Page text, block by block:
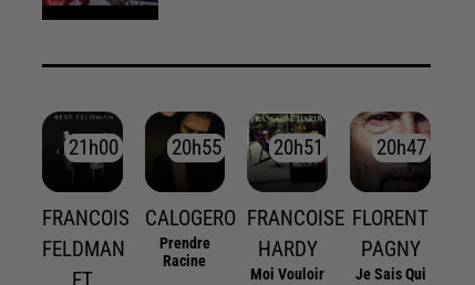
21h00
21h00
FRANCOIS
FELDMAN
20h55
20h55
CALOGERO
Prendre
Racine
20h51
20h51
FRANCOISE
HARDY
Moi Vouloir
20h47
20h47
FLORENT
PAGNY
Je Sais Qui